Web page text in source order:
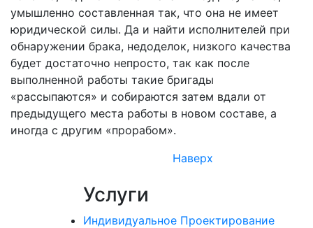
умышленно составленная так, что она не имеет
юридической силы. Да и найти исполнителей при
обнаружении брака, недоделок, низкого качества
будет достаточно непросто, так как после
выполненной работы такие бригады
«рассыпаются» и собираются затем вдали от
предыдущего места работы в новом составе, а
иногда с другим «прорабом».
Наверх
Услуги
Индивидуальное Проектирование